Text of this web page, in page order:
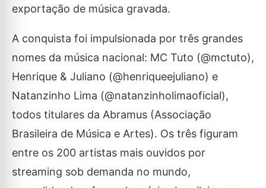
exportação de música gravada.
A conquista foi impulsionada por três grandes
nomes da música nacional: MC Tuto (@mctuto),
Henrique & Juliano (@henriqueejuliano) e
Natanzinho Lima (@natanzinholimaoficial),
todos titulares da Abramus (Associação
Brasileira de Música e Artes). Os três figuram
entre os 200 artistas mais ouvidos por
streaming sob demanda no mundo,